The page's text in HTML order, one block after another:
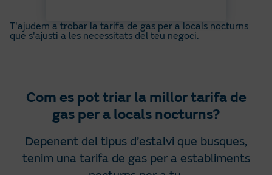
T'ajudem a trobar la tarifa de gas per a locals nocturns
que s'ajusti a les necessitats del teu negoci.
Com es pot triar la millor tarifa de
gas per a locals nocturns?
Depenent del tipus d’estalvi que busques,
tenim una tarifa de gas per a establiments